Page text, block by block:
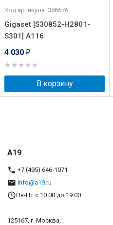
Код артикула: 386676
Gigaset [S30852-H2801-
S301] A116
4 030 ₽
В корзину
A19
+7 (495) 646-1071
info@a19.ru
Пн-Пт с 10:00 до 19:00
125167, г. Москва,